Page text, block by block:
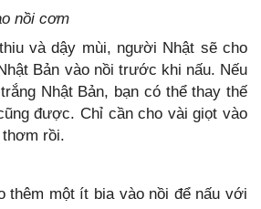
nồi cơm
và dậy mùi, người Nhật sẽ cho
Bản vào nồi trước khi nấu. Nếu
Nhật Bản, bạn có thể thay thế
được. Chỉ cần cho vài giọt vào
rồi.
thêm một ít bia vào nồi để nấu với